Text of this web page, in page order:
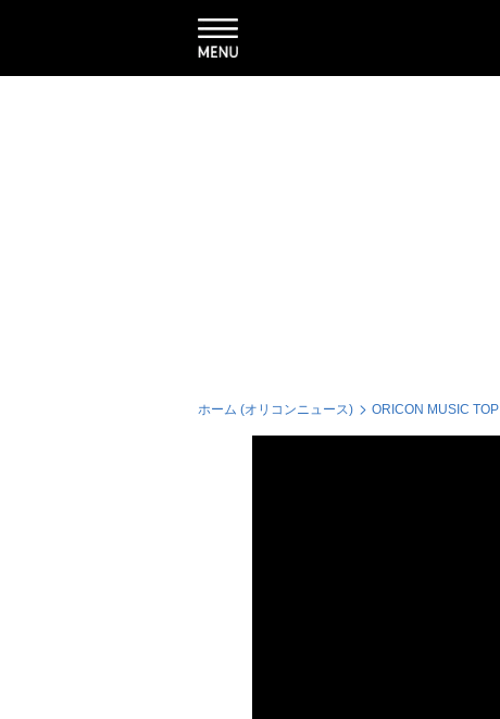
ホーム (オリコンニュース) ORICON MUSIC TOP